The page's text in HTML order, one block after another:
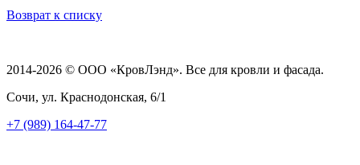
Возврат к списку
2014-2026 © ООО «КровЛэнд». Все для кровли и фасада.
Сочи, ул. Краснодонская, 6/1
+7 (989) 164-47-77